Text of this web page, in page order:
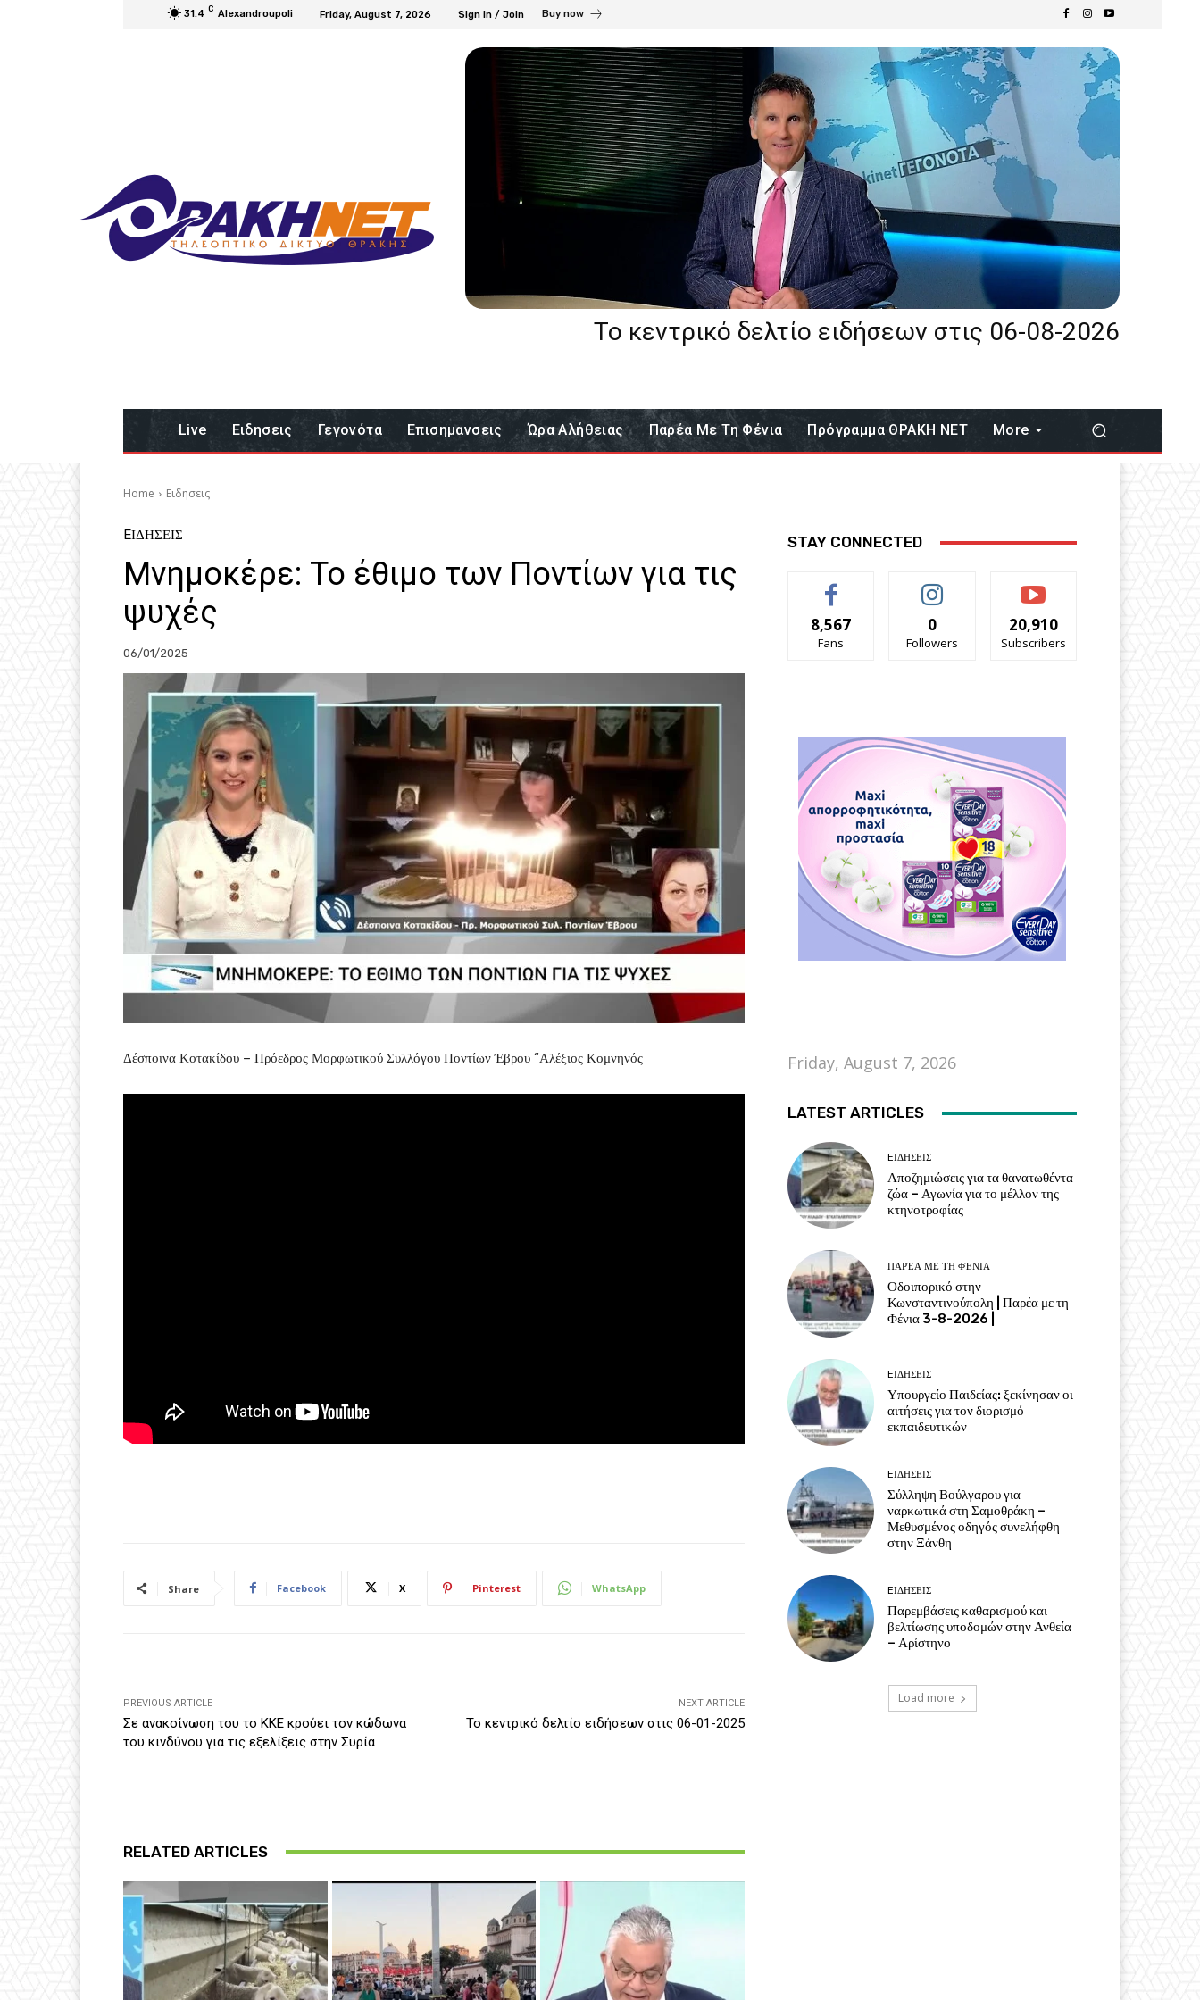
31.4 C Alexandroupoli Friday, August 7, 2026 Sign in / Join Buy now
Το κεντρικό δελτίο ειδήσεων στις 06-08-2026
Live Eιδησεις Γεγονότα Επισημανσεις Ώρα Αλήθειας Παρέα Με Τη Φένια Πρόγραμμα ΘΡΑΚΗ ΝΕΤ More
Home Eιδησεις
EΙΔΗΣΕΙΣ
Μνημοκέρε: Το έθιμο των Ποντίων για τις
ψυχές
06/01/2025
Δέσποινα Κοτακίδου – Πρόεδρος Μορφωτικού Συλλόγου Ποντίων Έβρου “Αλέξιος Κομνηνός
Share Facebook X Pinterest WhatsApp
PREVIOUS ARTICLE
Σε ανακοίνωση του το ΚΚΕ κρούει τον κώδωνα
του κινδύνου για τις εξελίξεις στην Συρία
NEXT ARTICLE
Το κεντρικό δελτίο ειδήσεων στις 06-01-2025
RELATED ARTICLES
STAY CONNECTED
8,567
Fans
0
Followers
20,910
Subscribers
Friday, August 7, 2026
LATEST ARTICLES
EΙΔΗΣΕΙΣ
Αποζημιώσεις για τα θανατωθέντα
ζώα – Αγωνία για το μέλλον της
κτηνοτροφίας
ΠΑΡΈΑ ΜΕ ΤΗ ΦΈΝΙΑ
Οδοιπορικό στην
Κωνσταντινούπολη | Παρέα με τη
Φένια 3-8-2026 |
EΙΔΗΣΕΙΣ
Υπουργείο Παιδείας: ξεκίνησαν οι
αιτήσεις για τον διορισμό
εκπαιδευτικών
EΙΔΗΣΕΙΣ
Σύλληψη Βούλγαρου για
ναρκωτικά στη Σαμοθράκη –
Μεθυσμένος οδηγός συνελήφθη
στην Ξάνθη
EΙΔΗΣΕΙΣ
Παρεμβάσεις καθαρισμού και
βελτίωσης υποδομών στην Ανθεία
– Αρίστηνο
Load more